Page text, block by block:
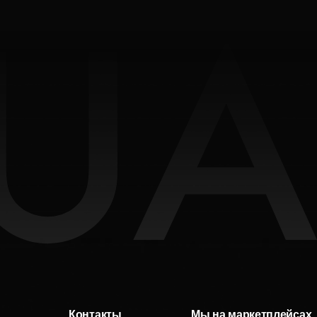
Контакты Мы на маркетплейсах